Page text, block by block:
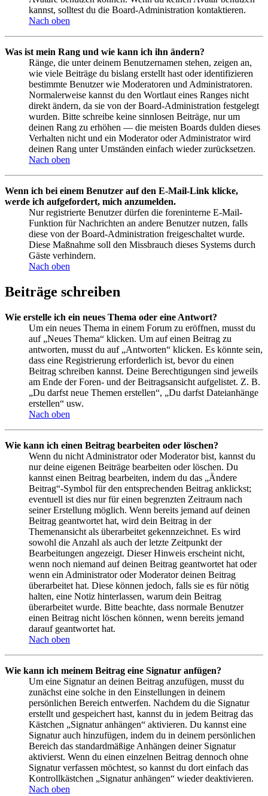
kannst, solltest du die Board-Administration kontaktieren.
Nach oben
Was ist mein Rang und wie kann ich ihn ändern?
Ränge, die unter deinem Benutzernamen stehen, zeigen an,
wie viele Beiträge du bislang erstellt hast oder identifizieren
bestimmte Benutzer wie Moderatoren und Administratoren.
Normalerweise kannst du den Wortlaut eines Ranges nicht
direkt ändern, da sie von der Board-Administration festgelegt
wurden. Bitte schreibe keine sinnlosen Beiträge, nur um
deinen Rang zu erhöhen — die meisten Boards dulden dieses
Verhalten nicht und ein Moderator oder Administrator wird
deinen Rang unter Umständen einfach wieder zurücksetzen.
Nach oben
Wenn ich bei einem Benutzer auf den E-Mail-Link klicke,
werde ich aufgefordert, mich anzumelden.
Nur registrierte Benutzer dürfen die foreninterne E-Mail-
Funktion für Nachrichten an andere Benutzer nutzen, falls
diese von der Board-Administration freigeschaltet wurde.
Diese Maßnahme soll den Missbrauch dieses Systems durch
Gäste verhindern.
Nach oben
Beiträge schreiben
Wie erstelle ich ein neues Thema oder eine Antwort?
Um ein neues Thema in einem Forum zu eröffnen, musst du
auf „Neues Thema“ klicken. Um auf einen Beitrag zu
antworten, musst du auf „Antworten“ klicken. Es könnte sein,
dass eine Registrierung erforderlich ist, bevor du einen
Beitrag schreiben kannst. Deine Berechtigungen sind jeweils
am Ende der Foren- und der Beitragsansicht aufgelistet. Z. B.
„Du darfst neue Themen erstellen“, „Du darfst Dateianhänge
erstellen“ usw.
Nach oben
Wie kann ich einen Beitrag bearbeiten oder löschen?
Wenn du nicht Administrator oder Moderator bist, kannst du
nur deine eigenen Beiträge bearbeiten oder löschen. Du
kannst einen Beitrag bearbeiten, indem du das „Ändere
Beitrag“-Symbol für den entsprechenden Beitrag anklickst;
eventuell ist dies nur für einen begrenzten Zeitraum nach
seiner Erstellung möglich. Wenn bereits jemand auf deinen
Beitrag geantwortet hat, wird dein Beitrag in der
Themenansicht als überarbeitet gekennzeichnet. Es wird
sowohl die Anzahl als auch der letzte Zeitpunkt der
Bearbeitungen angezeigt. Dieser Hinweis erscheint nicht,
wenn noch niemand auf deinen Beitrag geantwortet hat oder
wenn ein Administrator oder Moderator deinen Beitrag
überarbeitet hat. Diese können jedoch, falls sie es für nötig
halten, eine Notiz hinterlassen, warum dein Beitrag
überarbeitet wurde. Bitte beachte, dass normale Benutzer
einen Beitrag nicht löschen können, wenn bereits jemand
darauf geantwortet hat.
Nach oben
Wie kann ich meinem Beitrag eine Signatur anfügen?
Um eine Signatur an deinen Beitrag anzufügen, musst du
zunächst eine solche in den Einstellungen in deinem
persönlichen Bereich entwerfen. Nachdem du die Signatur
erstellt und gespeichert hast, kannst du in jedem Beitrag das
Kästchen „Signatur anhängen“ aktivieren. Du kannst eine
Signatur auch hinzufügen, indem du in deinem persönlichen
Bereich das standardmäßige Anhängen deiner Signatur
aktivierst. Wenn du einen einzelnen Beitrag dennoch ohne
Signatur verfassen möchtest, so kannst du dort einfach das
Kontrollkästchen „Signatur anhängen“ wieder deaktivieren.
Nach oben